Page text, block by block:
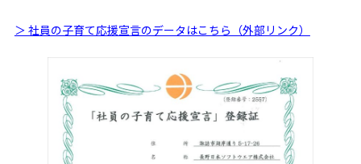
＞ 社員の子育て応援宣言のデータはこちら（外部リンク）